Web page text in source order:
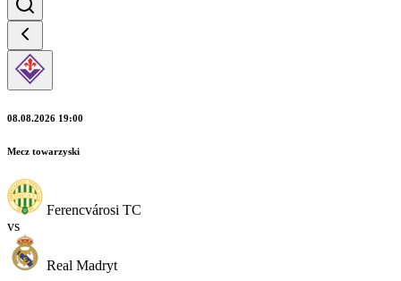
08.08.2026 19:00
Mecz towarzyski
Ferencvárosi TC
vs
Real Madryt